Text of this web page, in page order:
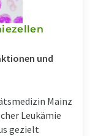
und
Mainz
Leukämie
gezielt